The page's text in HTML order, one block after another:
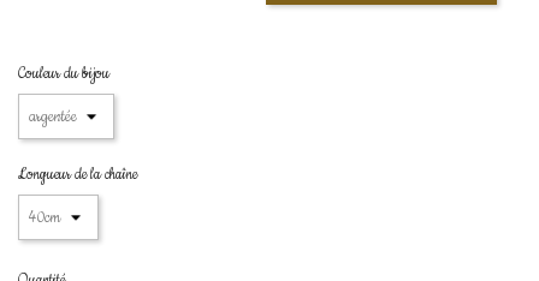
Couleur du bijou
Longueur de la chaîne